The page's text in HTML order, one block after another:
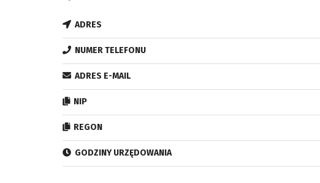
ADRES
NUMER TELEFONU
ADRES E-MAIL
NIP
REGON
GODZINY URZĘDOWANIA